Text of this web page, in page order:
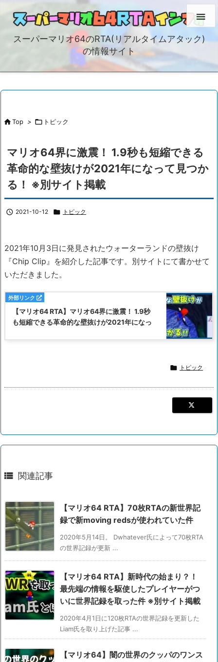
スーパーマリオ64のRTA(リアルタイムアタック)
の情報サイト

Top >  トピック
マリオ64界に激震！ 1.9秒も短縮できる
革命的な壁抜けが2021年になって見つか
る！ ※別サイト掲載
 2021-10-12  トピック
2021年10月3日に発見されたウォーターランドの壁抜け
『Chip Clip』を紹介した記事です。別サイトにて書かせて
いただきました。
【マリオ64 RTA】マリオ64界に激震！ 1.9秒
も短縮できる革命的な壁抜けが2021年になっ
 トピック
 関連記事
【マリオ64 RTA】70枚RTAの新世界記
録で新moving redsが使われていた件
2020年5月14日。 Dwhatever氏によって70枚RTA
の世界記録が更新 ...
【マリオ64 RTA】新時代の始まり？！
最先端の情報を駆使したプレイヤーがつ
いに世界記録を取った件 ※別サイト掲載
2020年4月1日に120枚RTAの世界記録を更新した
Liam氏を取り上げた記事 ...
【マリオ64】闇の世界のクッパのワンス